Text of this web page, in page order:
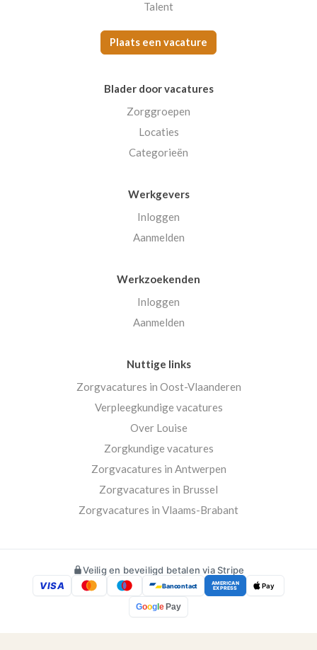
Talent
Plaats een vacature
Blader door vacatures
Zorggroepen
Locaties
Categorieën
Werkgevers
Inloggen
Aanmelden
Werkzoekenden
Inloggen
Aanmelden
Nuttige links
Zorgvacatures in Oost-Vlaanderen
Verpleegkundige vacatures
Over Louise
Zorgkundige vacatures
Zorgvacatures in Antwerpen
Zorgvacatures in Brussel
Zorgvacatures in Vlaams-Brabant
Veilig en beveiligd betalen via Stripe
VISA
Bancontact AMERICAN
EXPRESS Pay
Googl e Pay